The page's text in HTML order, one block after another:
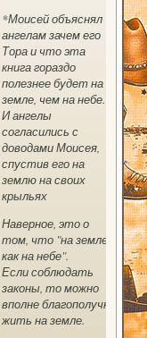
*Моисей объяснял
ангелам зачем его
Тора и что эта
книга гораздо
полезнее будет на
земле, чем на небе.
И ангелы
согласились с
доводами Моисея,
спустив его на
землю на своих
крыльях
Наверное, это о
том, что "на земле,
как на небе".
Если соблюдать
законы, то можно
вполне благополучно
жить на земле.